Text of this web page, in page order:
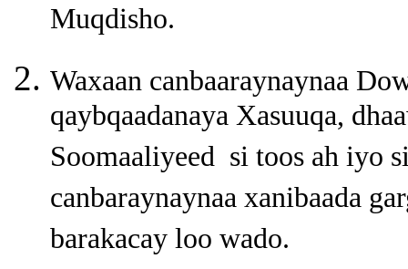
Muqdisho.
Waxaan canbaaraynaynaa
qaybqaadanaya Xasuuqa,
Soomaaliyeed si toos ah iyo
canbaraynaynaa xanibaada
barakacay loo wado.